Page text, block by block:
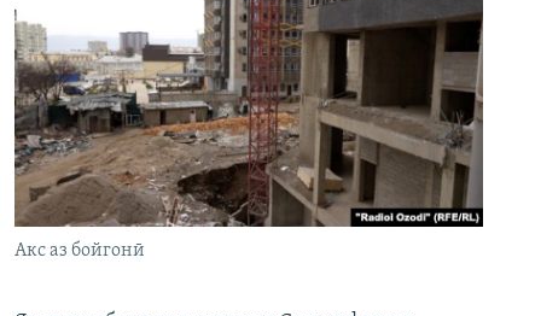
Акс аз бойгонӣ